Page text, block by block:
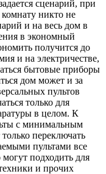
сценарий, при
комнату никто не
и на весь дом в
в экономный
получится до
и на электричестве,
бытовые приборы
дом может и за
пультов
только для
в целом. К
с минимальным
переключать
пультами все
подходить для
и прочих